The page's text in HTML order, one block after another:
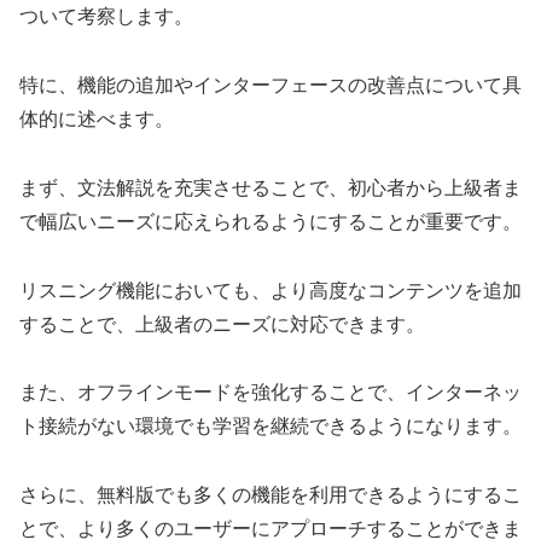
ついて考察します。
特に、機能の追加やインターフェースの改善点について具
体的に述べます。
まず、文法解説を充実させることで、初心者から上級者ま
で幅広いニーズに応えられるようにすることが重要です。
リスニング機能においても、より高度なコンテンツを追加
することで、上級者のニーズに対応できます。
また、オフラインモードを強化することで、インターネッ
ト接続がない環境でも学習を継続できるようになります。
さらに、無料版でも多くの機能を利用できるようにするこ
とで、より多くのユーザーにアプローチすることができま